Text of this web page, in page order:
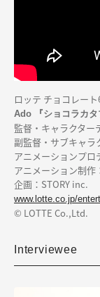
ロッテ チョコレー
Ado 『ショコラカタ
監督・キャラクター
副監督・サブキャラ
アニメーションプロ
アニメーション制作
企画：STORY inc.
www.lotte.co.jp/
© LOTTE Co.,Ltd.
Interviewee